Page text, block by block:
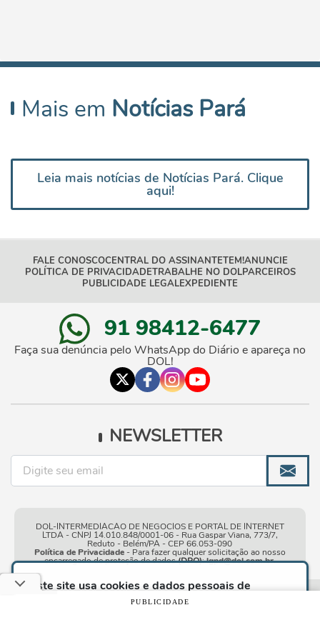
Este site usa cookies e dados pessoais de
acordo com os nossosTermos de Uso e Política
e, ao continuar navegando neste
Mais em Notícias Pará
Leia mais notícias de Notícias Pará. Clique
aqui!
FALE CONOSCOCENTRAL DO ASSINANTETEM!ANUNCIE
POLÍTICA DE PRIVACIDADETRABALHE NO DOLPARCEIROS
PUBLICIDADE LEGALEXPEDIENTE
91 98412-6477
Faça sua denúncia pelo WhatsApp do Diário e apareça no
DOL!
NEWSLETTER
DOL-INTERMEDIACAO DE NEGOCIOS E PORTAL DE INTERNET
LTDA - CNPJ 14.010.848/0001-06 - Rua Gaspar Viana, 773/7,
Reduto - Belém/PA - CEP 66.053-090
Política de Privacidade- Para fazer qualquer solicitação ao nosso
encarregado de proteção de dados(DPO):lgpd@dol.com.br.
| © Copyright 2010-2026 DOL - Diário
PUBLICIDADE